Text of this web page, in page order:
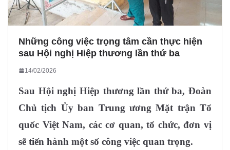
Những công việc trọng tâm cần thực hiện
sau Hội nghị Hiệp thương lần thứ ba
14/02/2026
Sau Hội nghị Hiệp thương lần thứ ba, Đoàn
Chủ tịch Ủy ban Trung ương Mặt trận Tổ
quốc Việt Nam, các cơ quan, tổ chức, đơn vị
sẽ tiến hành một số công việc quan trọng.